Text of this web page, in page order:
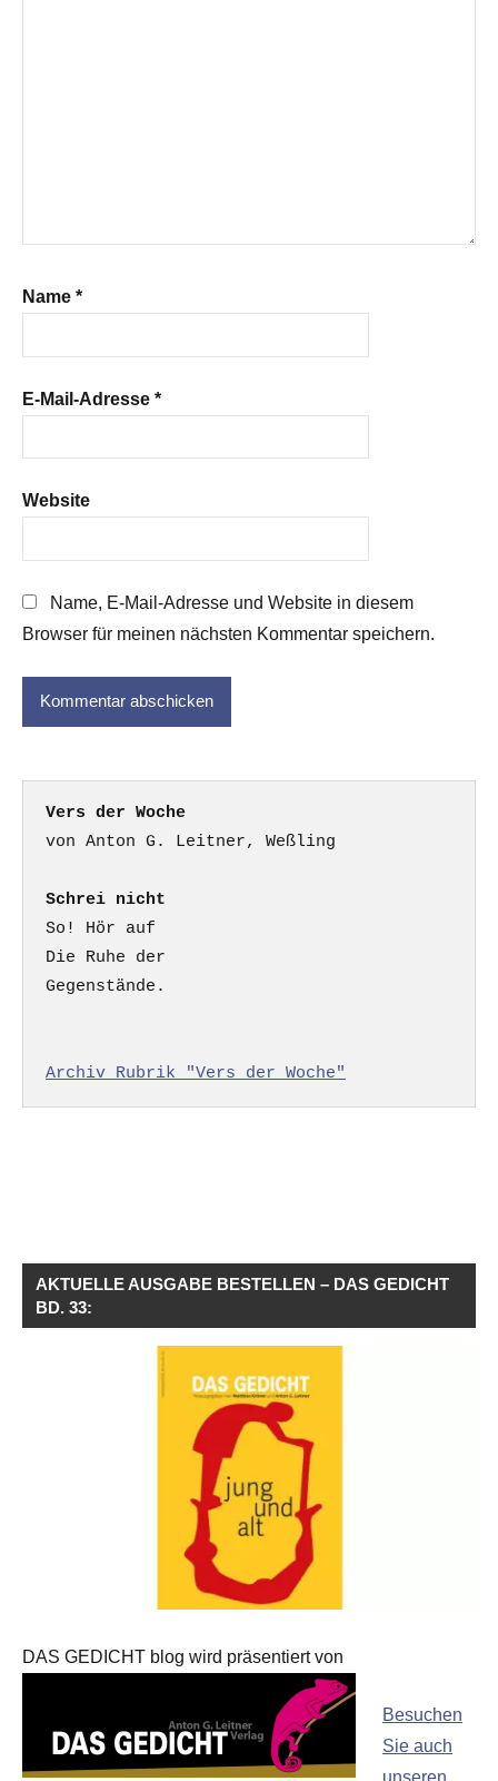
Name *
E-Mail-Adresse *
Website
Name, E-Mail-Adresse und Website in diesem
Browser für meinen nächsten Kommentar speichern.
Vers der Woche
Schrei nicht
So! Hör auf
Die Ruhe der
Gegenstände.
Archiv Rubrik "Vers der Woche"
AKTUELLE AUSGABE BESTELLEN – DAS GEDICHT
BD. 33:
DAS GEDICHT blog wird präsentiert von
Besuchen
Sie auch
unseren